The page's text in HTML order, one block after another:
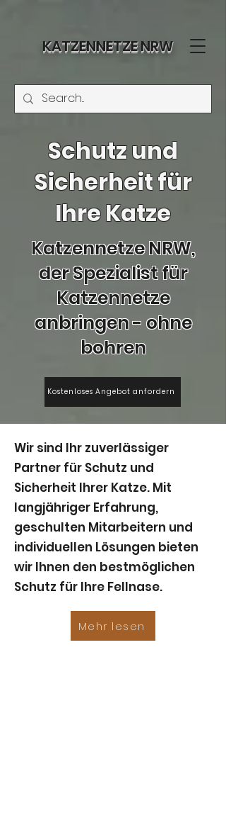
KATZENNETZE NRW
Schutz und
Sicherheit für
Ihre Katze
Katzennetze NRW,
der Spezialist für
Katzennetze
anbringen - ohne
bohren
Kostenloses Angebot anfordern
Wir sind Ihr zuverlässiger
Partner für Schutz und
Sicherheit Ihrer Katze. Mit
langjähriger Erfahrung,
geschulten Mitarbeitern und
individuellen Lösungen bieten
wir Ihnen den bestmöglichen
Schutz für Ihre Fellnase.
Mehr lesen